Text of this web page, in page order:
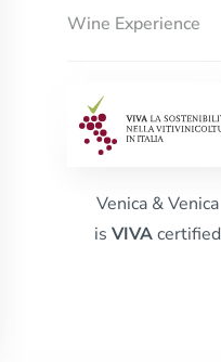
Wine Experience
Venica & Venica
isVIVAcertified